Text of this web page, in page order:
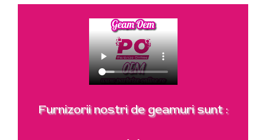
Furnizorii nostri de geamuri sunt :